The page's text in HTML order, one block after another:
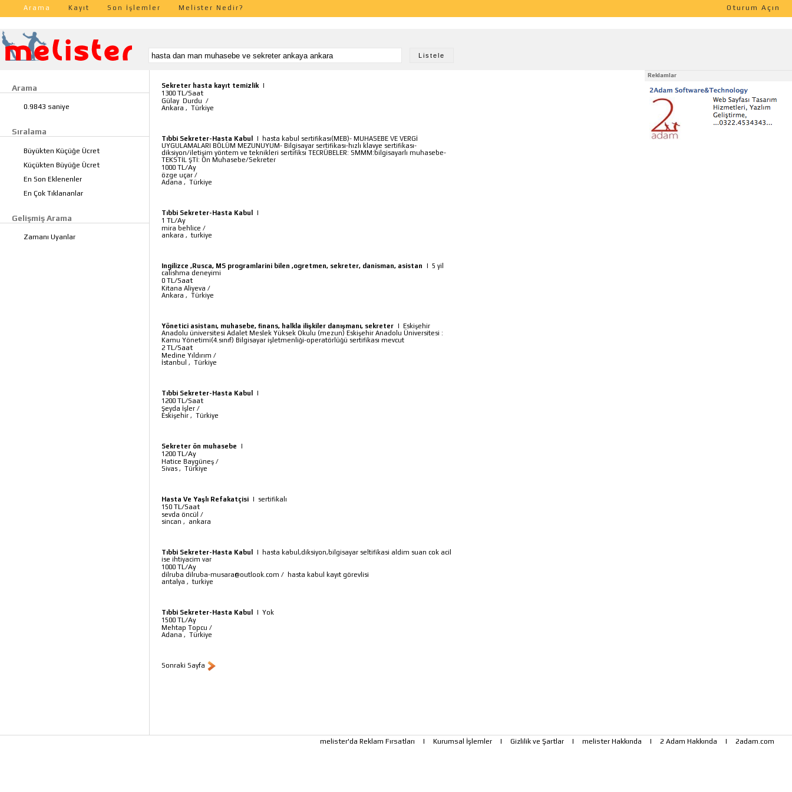
Arama Kayıt Son İşlemler Melister Nedir? Oturum Açın
Arama
0.9843 saniye
Sıralama
Büyükten Küçüğe Ücret
Küçükten Büyüğe Ücret
En Son Eklenenler
En Çok Tıklananlar
Gelişmiş Arama
Zamanı Uyanlar
Sekreter hasta kayıt temizlik |
1300 TL/Saat
Gülay Durdu /
Ankara , Türkiye
Tıbbi Sekreter-Hasta Kabul |
hasta kabul sertifikası(MEB)- MUHASEBE VE VERGİ
UYGULAMALARI BÖLÜM MEZUNUYUM- Bilgisayar sertifikası-hızlı klavye sertifikası-
diksiyon/iletişim yöntem ve teknikleri sertifiksı TECRÜBELER: SMMM:bilgisayarlı muhasebe-
TEKSTİL ŞTİ: Ön Muhasebe/Sekreter
1000 TL/Ay
özge uçar /
Adana , Türkiye
Tıbbi Sekreter-Hasta Kabul
|
1 TL/Ay
mira behlice /
ankara ,turkiye
Ingilizce ,Rusca, MS programlarini bilen ,ogretmen, sekreter, danisman, asistan | 5 yil
calishma deneyimi
0 TL/Saat
Kitana Aliyeva /
Ankara , Türkiye
Yönetici asistanı, muhasebe, finans, halkla ilişkiler danışmanı, sekreter | Eskişehir
Anadolu üniversitesi Adalet Meslek Yüksek Okulu (mezun) Eskişehir Anadolu Üniversitesi :
Kamu Yönetimi(4.sınıf) Bilgisayar işletmenliği-operatörlüğü sertifikası mevcut
2 TL/Saat
Medine Yıldırım /
İstanbul , Türkiye
Tıbbi Sekreter-Hasta Kabul
|
1200 TL/Saat
Şeyda İşler /
Eskişehir , Türkiye
Sekreter ön muhasebe |
1200 TL/Ay
Hatice Baygüneş /
Sivas , Türkiye
Hasta Ve Yaşlı Refakatçisi | sertifikalı
150 TL/Saat
sevda öncül /
sincan , ankara
Tıbbi Sekreter-Hasta Kabul |
hasta kabul,diksiyon,bilgisayar seltifikasi aldim suan cok acil
ise ihtiyacim var
1000 TL/Ay
dilruba dilruba-musara@outlook.com /
hasta kabul kayıt görevlisi
antalya ,turkiye
Tıbbi Sekreter-Hasta Kabul | Yok
1500 TL/Ay
Mehtap Topcu /
Adana , Türkiye
Sonraki Sayfa
Reklamlar
melister'da Reklam Fırsatları | Kurumsal İşlemler | Gizlilik ve Şartlar | melister Hakkında | 2 Adam Hakkında | 2adam.com